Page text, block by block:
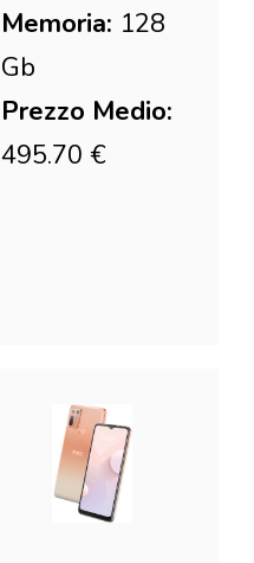
Memoria: 128
Gb
Prezzo Medio:
495.70 €